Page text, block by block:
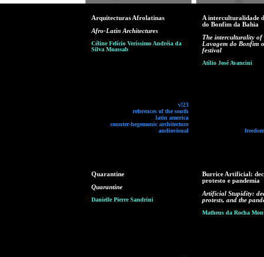
Arquitecturas Afrolatinas
Afro-Latin Architectures
Céline Felício Veríssimo Andréia da
Silva Moassab
v!23
references of the south
latin america
counter-hegemonic architecture
audiovisual
A interculturalidade
do Bonfim da Bahia
The interculturality of
Lavagem do Bonfim
festival
Atílio José Avancini
Quarantine
Quarantine
Danielle Pierre Sandrini
Burrice Artificial:
protesto e pandemia
Artificial Stupidity:
protests, and the
Matheus da Rocha